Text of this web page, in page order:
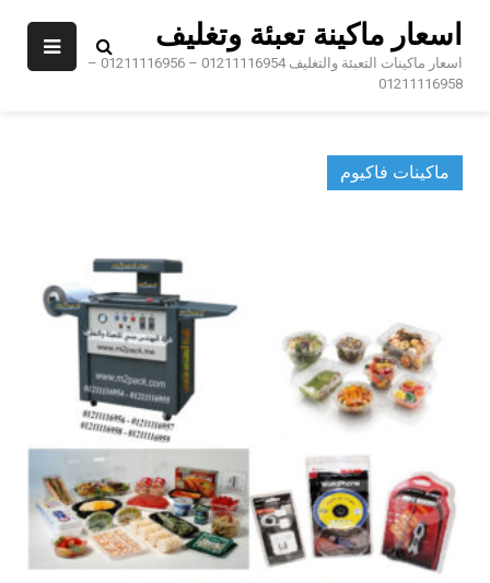
content
اسعار ماكينة تعبئة وتغليف
اسعار ماكينات التعبئة والتغليف 01211116954 – 01211116956 –
01211116958
ماكينات فاكيوم